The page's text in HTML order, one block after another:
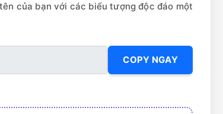
của bạn với các biểu tượng độc đáo một
COPY NGAY